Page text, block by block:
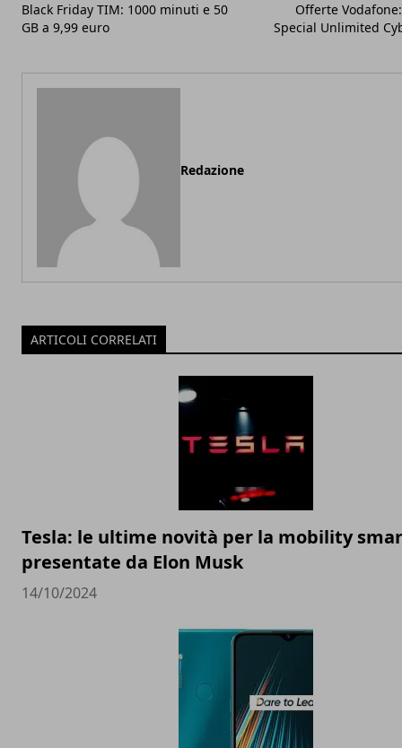
Black Friday TIM: 1000 minuti e 50
GB a 9,99 euro
Offerte
Special Unlimited
Redazione
ARTICOLI CORRELATI
Tesla: le ultime novità per la mobility
presentate da Elon Musk
14/10/2024